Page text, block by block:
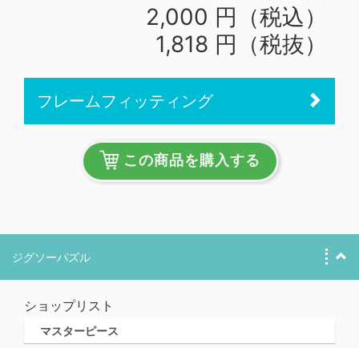
2,000 円（税込）
1,818 円（税抜）
フレームフィッティング
この商品を購入する
ジグソーパズル
ショップリスト
マスターピース